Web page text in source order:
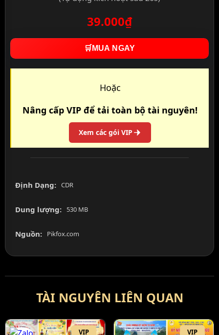
39.000₫
🛒 MUA NGAY
Hoặc
Nâng cấp VIP để tải toàn bộ tài nguyên!
Xem các gói VIP
Định Dạng: CDR
Dung lượng: 530 MB
Nguồn: Pikfox.com
TÀI NGUYÊN LIÊN QUAN
VIP VIP